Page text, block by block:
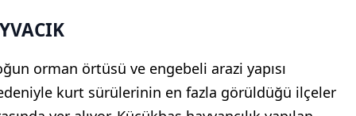
orman örtüsü ve engebeli arazi yapısı
kurt sürülerinin en fazla görüldüğü ilçeler